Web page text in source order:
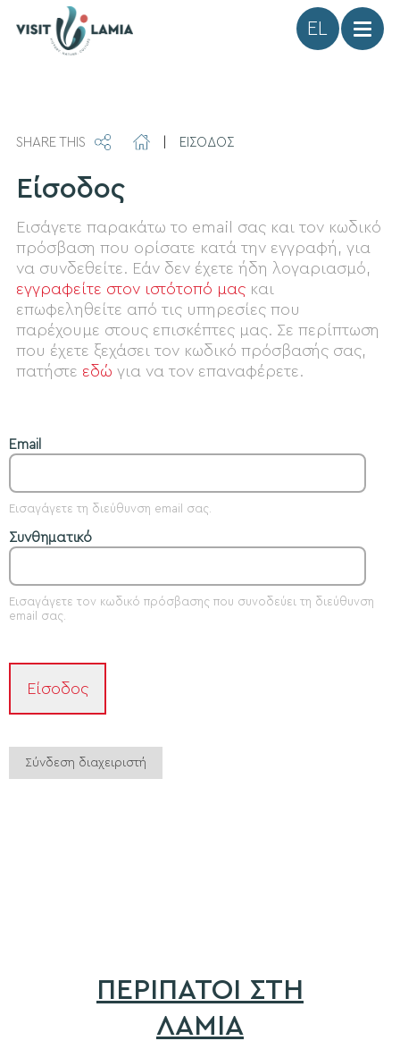
Γλώσσα
SHARE THIS ΕΙΣΟΔΟΣ
Είσοδος
Εισάγετε παρακάτω το email σας και τον κωδικό
πρόσβαση που ορίσατε κατά την εγγραφή, για
να συνδεθείτε. Εάν δεν έχετε ήδη λογαριασμό,
εγγραφείτε στον ιστότοπό μαςκαι
επωφεληθείτε από τις υπηρεσίες που
παρέχουμε στους επισκέπτες μας. Σε περίπτωση
που έχετε ξεχάσει τον κωδικό πρόσβασής σας,
πατήστε εδώ για να τον επαναφέρετε.
Email
Εισαγάγετε τη διεύθυνση email σας.
Συνθηματικό
Εισαγάγετε τον κωδικό πρόσβασης που συνοδεύει τη διεύθυνση
email σας.
ΠΕΡΙΠΑΤΟΙ ΣΤΗ
ΛΑΜΙΑ